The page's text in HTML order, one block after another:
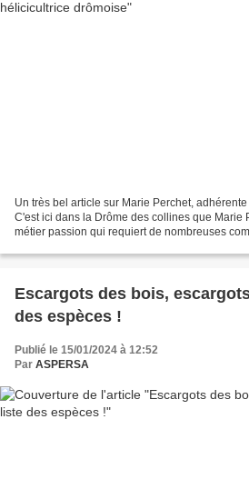
Un très bel article sur Marie Perchet,
C'est ici dans la Drôme des collines que Marie
métier passion qui requiert de nombreuses
Escargots des bois,
des espèces !
Publié le 15/01/2024 à 12:52
Par ASPERSA